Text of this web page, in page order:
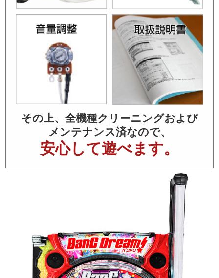
その上、全機種クリーニングおよび
メンテナンス済なので、
安心して遊べます。